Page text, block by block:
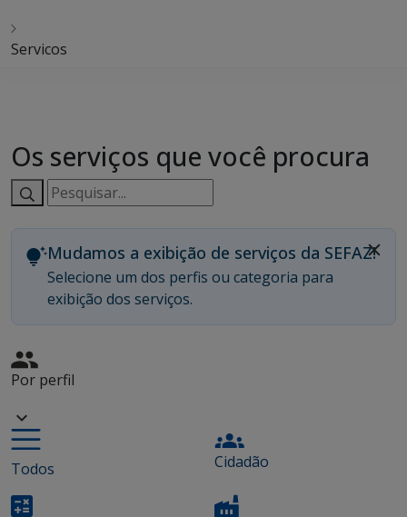
Servicos
Os serviços que você procura
Pesquisar
serviços:
Mudamos a exibição de serviços da SEFAZ!
Selecione um dos perfis ou categoria para
exibição dos serviços.
Por perfil
Todos Cidadão